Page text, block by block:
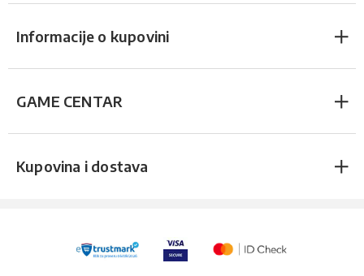
Informacije o kupovini
GAME CENTAR
Kupovina i dostava